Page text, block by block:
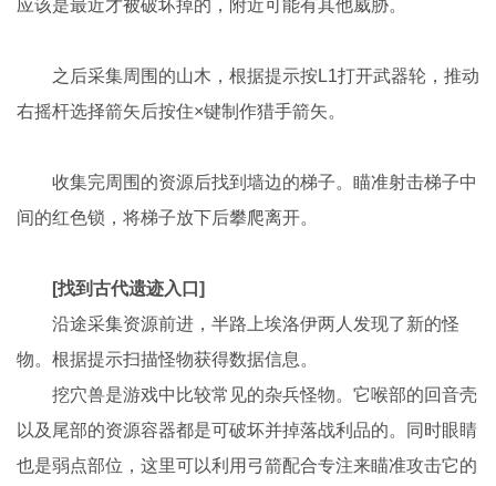
应该是最近才被破坏掉的，附近可能有其他威胁。
之后采集周围的山木，根据提示按L1打开武器轮，推动
右摇杆选择箭矢后按住×键制作猎手箭矢。
收集完周围的资源后找到墙边的梯子。瞄准射击梯子中
间的红色锁，将梯子放下后攀爬离开。
[找到古代遗迹入口]
沿途采集资源前进，半路上埃洛伊两人发现了新的怪
物。根据提示扫描怪物获得数据信息。
挖穴兽是游戏中比较常见的杂兵怪物。它喉部的回音壳
以及尾部的资源容器都是可破坏并掉落战利品的。同时眼睛
也是弱点部位，这里可以利用弓箭配合专注来瞄准攻击它的